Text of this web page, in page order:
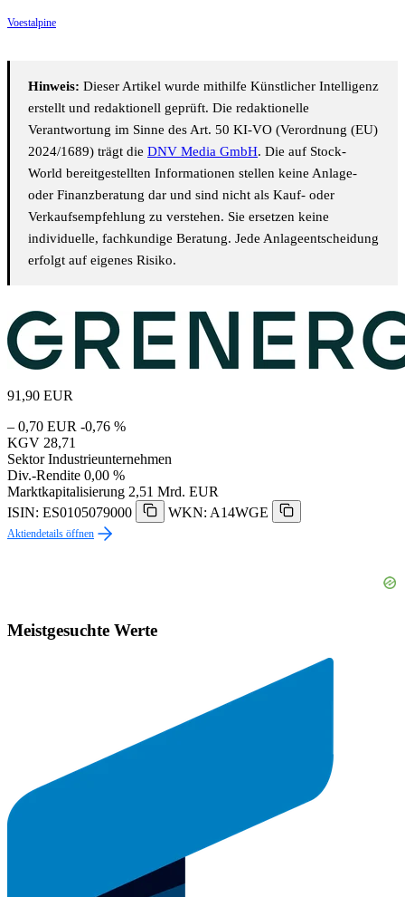
Voestalpine
Hinweis: Dieser Artikel wurde mithilfe Künstlicher Intelligenz
erstellt und redaktionell geprüft. Die redaktionelle
Verantwortung im Sinne des Art. 50 KI-VO (Verordnung (EU)
2024/1689) trägt die DNV Media GmbH. Die auf Stock-
World bereitgestellten Informationen stellen keine Anlage-
oder Finanzberatung dar und sind nicht als Kauf- oder
Verkaufsempfehlung zu verstehen. Sie ersetzen keine
individuelle, fachkundige Beratung. Jede Anlageentscheidung
erfolgt auf eigenes Risiko.
91,90 EUR
– 0,70 EUR -0,76 %
KGV 28,71
Sektor Industrieunternehmen
Div.-Rendite 0,00 %
Marktkapitalisierung 2,51 Mrd. EUR
ISIN: ES0105079000
WKN: A14WGE
Aktiendetails öffnen
Meistgesuchte Werte